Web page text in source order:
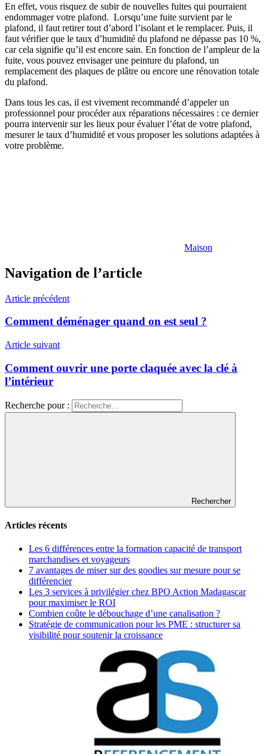
En effet, vous risquez de subir de nouvelles fuites qui pourraient
endommager votre plafond. Lorsqu’une fuite survient par le
plafond, il faut retirer tout d’abord l’isolant et le remplacer. Puis, il
faut vérifier que le taux d’humidité du plafond ne dépasse pas 10 %,
car cela signifie qu’il est encore sain. En fonction de l’ampleur de la
fuite, vous pouvez envisager une peinture du plafond, un
remplacement des plaques de plâtre ou encore une rénovation totale
du plafond.
Dans tous les cas, il est vivement recommandé d’appeler un
professionnel pour procéder aux réparations nécessaires : ce dernier
pourra intervenir sur les lieux pour évaluer l’état de votre plafond,
mesurer le taux d’humidité et vous proposer les solutions adaptées à
votre problème.
Maison
Navigation de l’article
Article précédent
Comment déménager quand on est seul ?
Article suivant
Comment ouvrir une porte claquée avec la clé à
l’intérieur
Recherche pour :
Rechercher
Articles récents
Les 6 différences entre la formation capacité de transport
marchandises et voyageurs
7 avantages de miser sur des goodies sur mesure pour se
différencier
Les 3 services à privilégier chez BPO Action Madagascar
pour maximiser le ROI
Combien coûte le débouchage d’une canalisation ?
Stratégie de communication pour les PME : structurer sa
visibilité pour soutenir la croissance